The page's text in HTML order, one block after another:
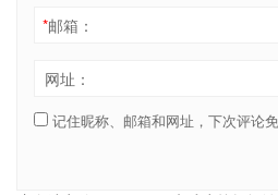
*邮箱：
网址：
记住昵称、邮箱和网址，下次评论